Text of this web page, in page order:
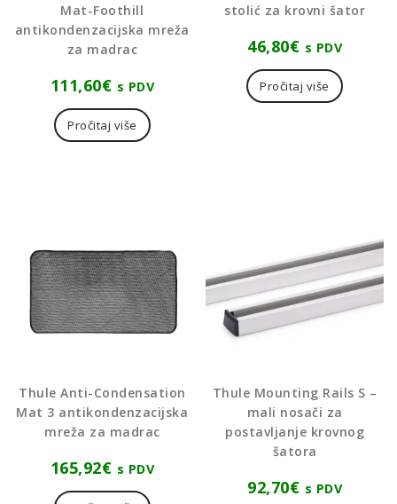
Mat-Foothill
antikondenzacijska mreža
za madrac
111,60€ s PDV
Pročitaj više
stolić za krovni šator
46,80€ s PDV
Pročitaj više
Thule Anti-Condensation
Mat 3 antikondenzacijska
mreža za madrac
165,92€ s PDV
Thule Mounting Rails S –
mali nosači za
postavljanje krovnog
šatora
92,70€ s PDV